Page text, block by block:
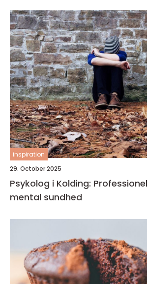
inspiration
29. October 2025
Psykolog i Kolding:
mental sundhed